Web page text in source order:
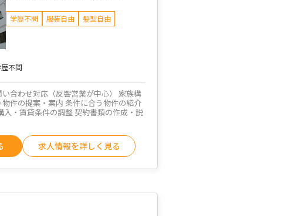
学歴不問 服装自由 髪型自由
歴不問
合わせ対応（反響営業が中心） 家族構
件の提案・案内 条件に合う物件の紹介
・賃貸条件の調整 契約書類の作成・説
求人情報を詳しく見る